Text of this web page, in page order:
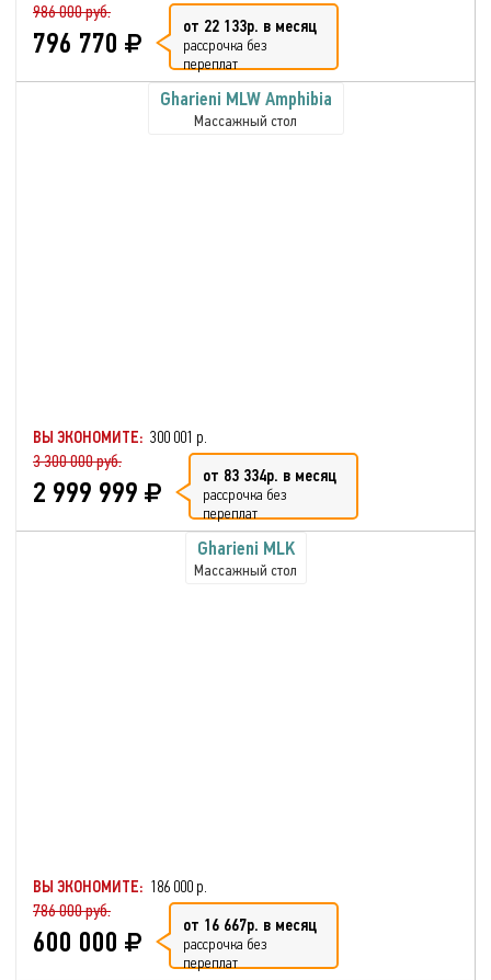
986 000 руб.
796 770 от 22 133р. в месяц
рассрочка без
переплат
Gharieni MLW Amphibia
Массажный стол
ВЫ ЭКОНОМИТЕ: 300 001 р.
3 300 000 руб.
2 999 999 от 83 334р. в месяц
рассрочка без
переплат
Gharieni MLK
Массажный стол
ВЫ ЭКОНОМИТЕ: 186 000 р.
786 000 руб.
600 000 от 16 667р. в месяц
рассрочка без
переплат